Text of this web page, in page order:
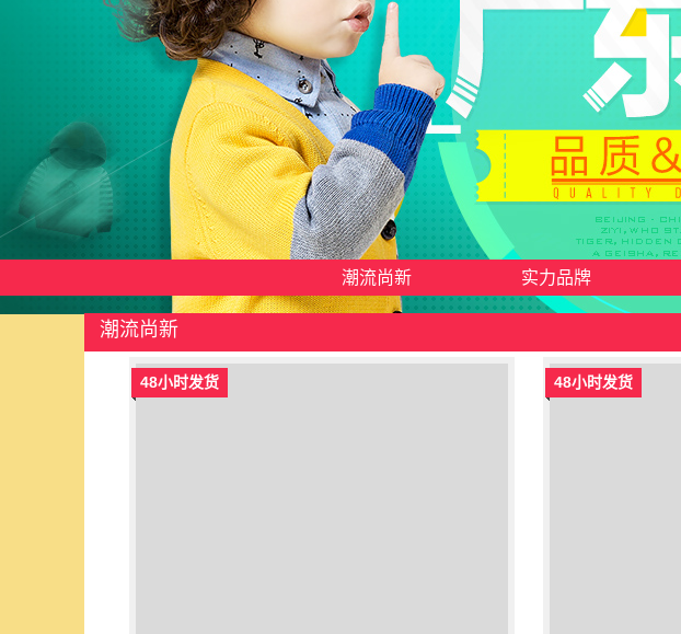
潮流尚新 实力品牌
潮流尚新
48小时发货 48小时发货